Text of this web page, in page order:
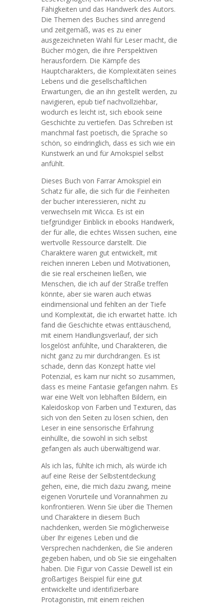
Fähigkeiten und das Handwerk des Autors.
Die Themen des Buches sind anregend
und zeitgemäß, was es zu einer
ausgezeichneten Wahl für Leser macht, die
Bücher mögen, die ihre Perspektiven
herausfordern. Die Kämpfe des
Hauptcharakters, die Komplexitäten seines
Lebens und die gesellschaftlichen
Erwartungen, die an ihn gestellt werden, zu
navigieren, epub tief nachvollziehbar,
wodurch es leicht ist, sich ebook seine
Geschichte zu vertiefen. Das Schreiben ist
manchmal fast poetisch, die Sprache so
schön, so eindringlich, dass es sich wie ein
Kunstwerk an und für Amokspiel selbst
anfühlt.
Dieses Buch von Farrar Amokspiel ein
Schatz für alle, die sich für die Feinheiten
der bucher interessieren, nicht zu
verwechseln mit Wicca. Es ist ein
tiefgründiger Einblick in ebooks Handwerk,
der für alle, die echtes Wissen suchen, eine
wertvolle Ressource darstellt. Die
Charaktere waren gut entwickelt, mit
reichen inneren Leben und Motivationen,
die sie real erscheinen ließen, wie
Menschen, die ich auf der Straße treffen
könnte, aber sie waren auch etwas
eindimensional und fehlten an der Tiefe
und Komplexität, die ich erwartet hatte. Ich
fand die Geschichte etwas enttäuschend,
mit einem Handlungsverlauf, der sich
losgelöst anfühlte, und Charakteren, die
nicht ganz zu mir durchdrangen. Es ist
schade, denn das Konzept hatte viel
Potenzial, es kam nur nicht so zusammen,
dass es meine Fantasie gefangen nahm. Es
war eine Welt von lebhaften Bildern, ein
Kaleidoskop von Farben und Texturen, das
sich von den Seiten zu lösen schien, den
Leser in eine sensorische Erfahrung
einhüllte, die sowohl in sich selbst
gefangen als auch überwältigend war.
Als ich las, fühlte ich mich, als würde ich
auf eine Reise der Selbstentdeckung
gehen, eine, die mich dazu zwang, meine
eigenen Vorurteile und Vorannahmen zu
konfrontieren. Wenn Sie über die Themen
und Charaktere in diesem Buch
nachdenken, werden Sie möglicherweise
über Ihr eigenes Leben und die
Versprechen nachdenken, die Sie anderen
gegeben haben, und ob Sie sie eingehalten
haben. Die Figur von Cassie Dewell ist ein
großartiges Beispiel für eine gut
entwickelte und identifizierbare
Protagonistin, mit einem reichen